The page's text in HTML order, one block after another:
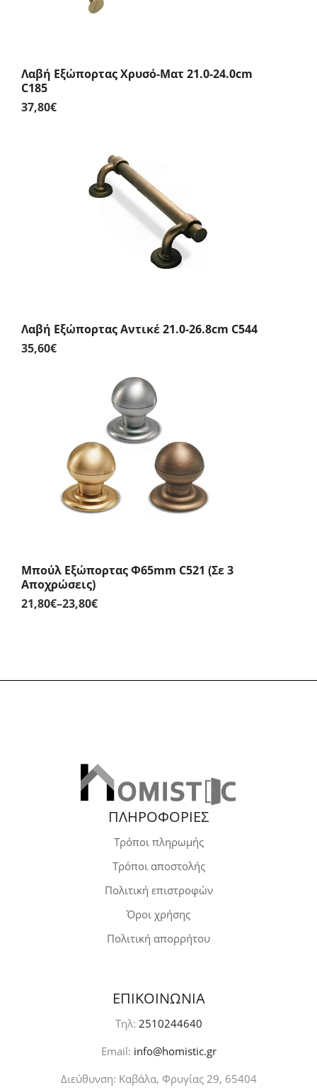
Λαβή Εξώπορτας Χρυσό-Ματ 21.0-24.0cm
C185
37,80€
Λαβή Εξώπορτας Αντικέ 21.0-26.8cm C544
35,60€
Μπούλ Εξώπορτας Φ65mm C521 (Σε 3
Αποχρώσεις)
21,80€–23,80€Price
23,80€
ΠΛΗΡΟΦΟΡΙΕΣ
Τρόποι πληρωμής
Τρόποι αποστολής
Πολιτική επιστροφών
Όροι χρήσης
Πολιτική απορρήτου
ΕΠΙΚΟΙΝΩΝΙΑ
Τηλ: 2510244640
Email: info@homistic.gr
Διεύθυνση: Καβάλα, Φρυγίας 29, 65404